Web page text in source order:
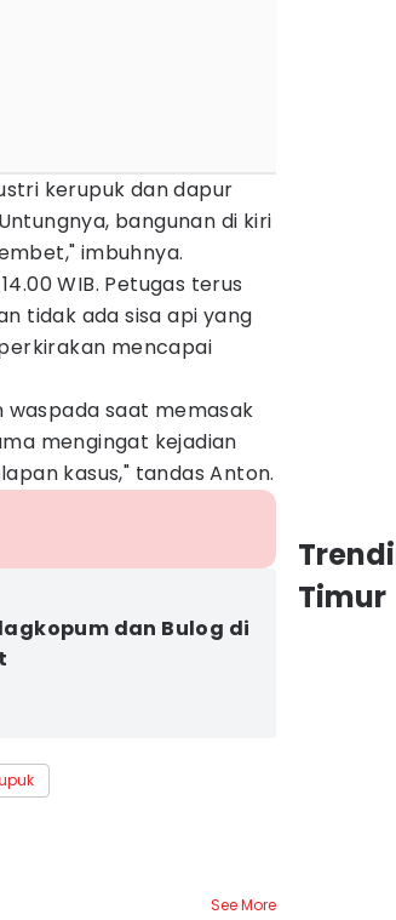
kerupuk dan dapur
bangunan di kiri
imbuhnya.
WIB. Petugas terus
tidak ada sisa api yang
mencapai
saat memasak
mengingat kejadian
kasus," tandas Anton.
dan Bulog di
See More
Timur